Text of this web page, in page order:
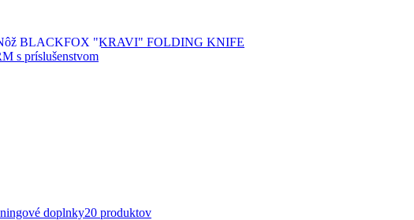
doplnky20 produktov